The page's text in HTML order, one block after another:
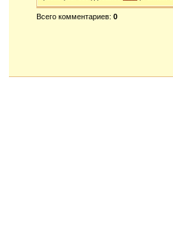
Всего комментариев: 0